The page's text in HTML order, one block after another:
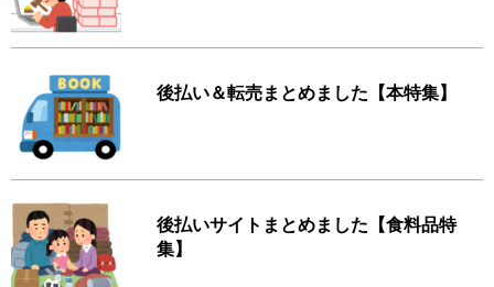
後払い＆転売まとめました【本特集】
後払いサイトまとめました【食料品特
集】